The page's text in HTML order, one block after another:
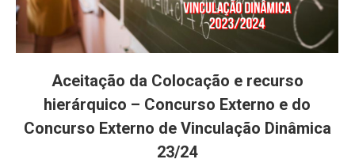
Aceitação da Colocação e recurso
hierárquico – Concurso Externo e do
Concurso Externo de Vinculação Dinâmica
23/24